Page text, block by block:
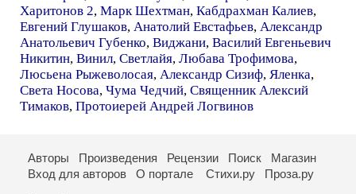
Харитонов 2, Марк Шехтман, Кабдрахман Калиев,
Евгений Глушаков, Анатолий Евстафьев, Александр
Анатольевич Губенко, Виджани, Василий Евгеньевич
Никитин, Винил, Светлайя, Любава Трофимова,
Люсьена Рыжеволосая, Александр Сизиф, Яленка,
Света Носова, Чума Чедчий, Священник Алексий
Тимаков, Протоиерей Андрей Логвинов
Авторы Произведения Рецензии Поиск
Магазин
Вход для авторов
О портале Стихи.ру Проза.ру